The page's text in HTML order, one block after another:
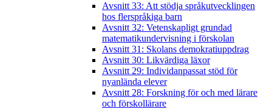
Avsnitt 33: Att stödja språkutvecklingen
hos flerspråkiga barn
Avsnitt 32: Vetenskapligt grundad
matematikundervisning i förskolan
Avsnitt 31: Skolans demokratiuppdrag
Avsnitt 30: Likvärdiga läxor
Avsnitt 29: Individanpassat stöd för
nyanlända elever
Avsnitt 28: Forskning för och med lärare
och förskollärare